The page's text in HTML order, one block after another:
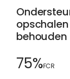
behouden
75%FCR